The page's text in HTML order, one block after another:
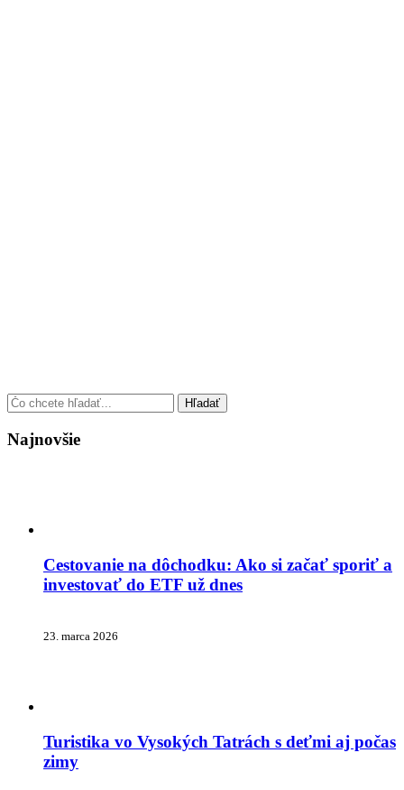
Najnovšie
Cestovanie na dôchodku: Ako si začať sporiť a
investovať do ETF už dnes
23. marca 2026
Turistika vo Vysokých Tatrách s deťmi aj počas
zimy